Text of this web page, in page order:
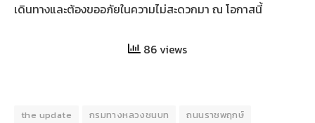
เดินทางและต้องขออภัยในความไม่สะดวกมา ณ โอกาสนี้
86 views
the update กรมทางหลวงชนบท
ถนนราชพฤกษ์